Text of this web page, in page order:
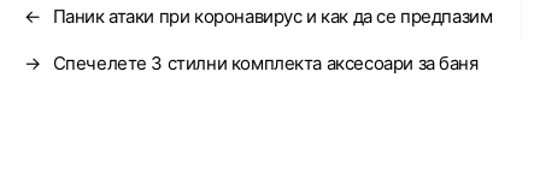
← Паник атаки при коронавирус и как да се предпазим
→ Спечелете 3 стилни комплекта аксесоари за баня